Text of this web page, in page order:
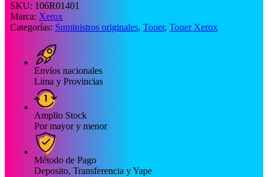
SKU: 106R01401
Marca: Xerox
Categorías: Suministros originales, Toner, Toner Xerox
Envíos nacionales
Lima y Provincias
Amplio Stock
Por mayor y menor
Método de Pago
Deposito, Transferencia y Yape